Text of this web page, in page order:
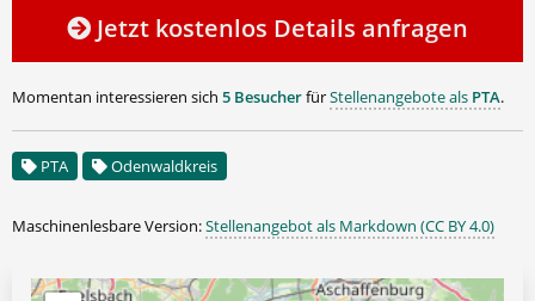
Jetzt kostenlos Details anfragen
Momentan interessieren sich 5 BesucherfürStellenangebote als PTA.
PTA Odenwaldkreis
Maschinenlesbare Version:Stellenangebot als Markdown (CC BY 4.0)